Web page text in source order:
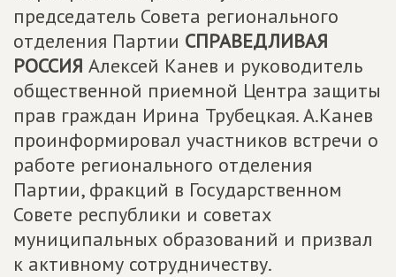
председатель Совета регионального
отделения Партии СПРАВЕДЛИВАЯ
РОССИЯ Алексей Канев и руководитель
общественной приемной Центра защиты
прав граждан Ирина Трубецкая. А.Канев
проинформировал участников встречи о
работе регионального отделения
Партии, фракций в Государственном
Совете республики и советах
муниципальных образований и призвал
к активному сотрудничеству.